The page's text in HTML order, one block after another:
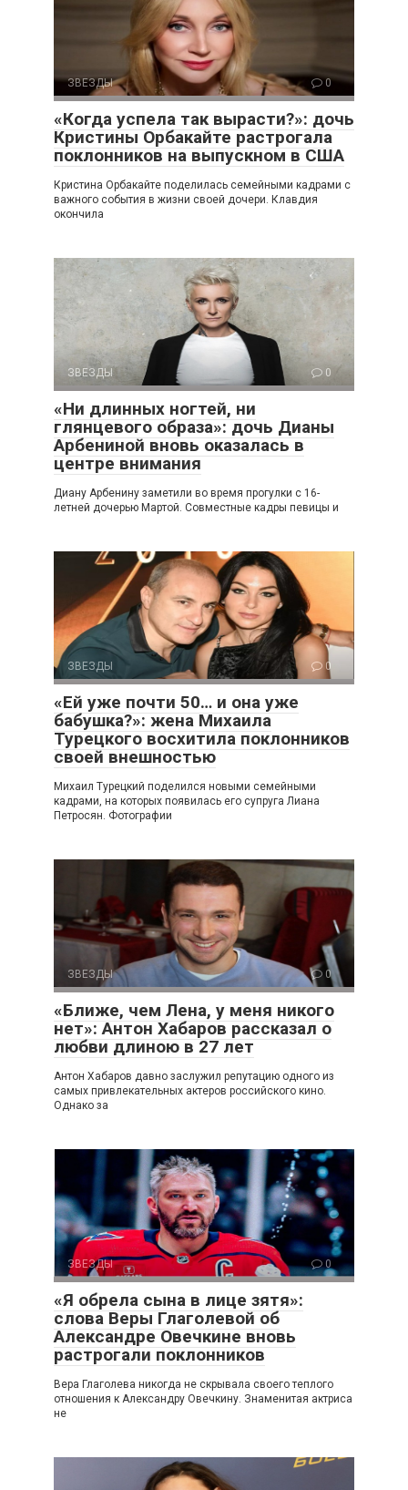
ЗВЕЗДЫ 0
«Когда успела так вырасти?»: дочь
Кристины Орбакайте растрогала
поклонников на выпускном в США
Кристина Орбакайте поделилась семейными кадрами с
важного события в жизни своей дочери. Клавдия
окончила
ЗВЕЗДЫ 0
«Ни длинных ногтей, ни
глянцевого образа»: дочь Дианы
Арбениной вновь оказалась в
центре внимания
Диану Арбенину заметили во время прогулки с 16-
летней дочерью Мартой. Совместные кадры певицы и
ЗВЕЗДЫ 0
«Ей уже почти 50… и она уже
бабушка?»: жена Михаила
Турецкого восхитила поклонников
своей внешностью
Михаил Турецкий поделился новыми семейными
кадрами, на которых появилась его супруга Лиана
Петросян. Фотографии
ЗВЕЗДЫ 0
«Ближе, чем Лена, у меня никого
нет»: Антон Хабаров рассказал о
любви длиною в 27 лет
Антон Хабаров давно заслужил репутацию одного из
самых привлекательных актеров российского кино.
Однако за
ЗВЕЗДЫ 0
«Я обрела сына в лице зятя»:
слова Веры Глаголевой об
Александре Овечкине вновь
растрогали поклонников
Вера Глаголева никогда не скрывала своего теплого
отношения к Александру Овечкину. Знаменитая актриса
не